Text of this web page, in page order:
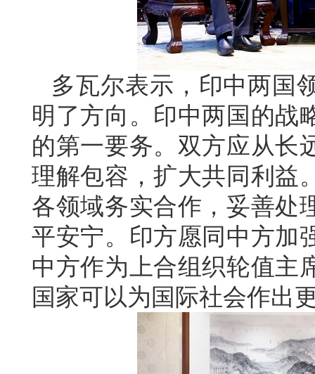
多瓦尔表示，印中两国
明了方向。印中两国的战
的第一要务。双方应从长
理解包容，扩大共同利益
各领域务实合作，妥善处
平安宁。印方愿同中方加
中方作为上合组织轮值主
国家可以为国际社会作出